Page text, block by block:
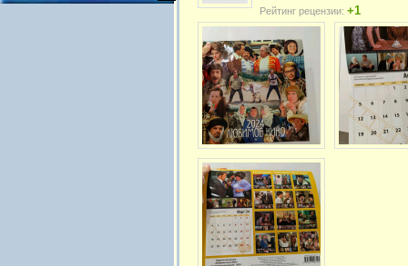
Рейтинг рецензии: +1